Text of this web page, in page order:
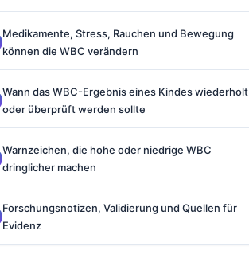
Medikamente, Stress, Rauchen und Bewegung
können die WBC verändern
Wann das WBC-Ergebnis eines Kindes wiederholt
oder überprüft werden sollte
Warnzeichen, die hohe oder niedrige WBC
dringlicher machen
Forschungsnotizen, Validierung und Quellen für
Evidenz